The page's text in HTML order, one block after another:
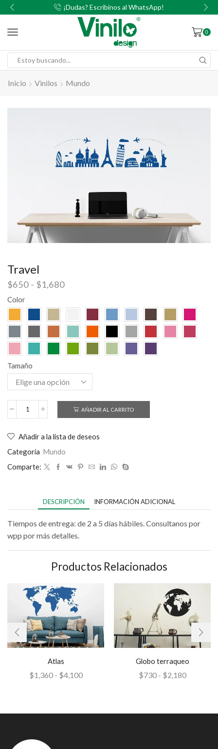
¡Dudas? Escribinos al WhatsApp!
0
Inicio Vinilos Mundo
Travel
$650 - $1,680
Color
Tamaño
AÑADIR AL CARRITO
Añadir a la lista de deseos
Categoría Mundo
Comparte:
DESCRIPCIÓN INFORMACIÓN ADICIONAL
Tiempos de entrega: de 2 a 5 días hábiles. Consultanos por
wpp por más detalles.
Productos Relacionados
Atlas
$1,360 - $4,100
Globo terraqueo
$730 - $2,180